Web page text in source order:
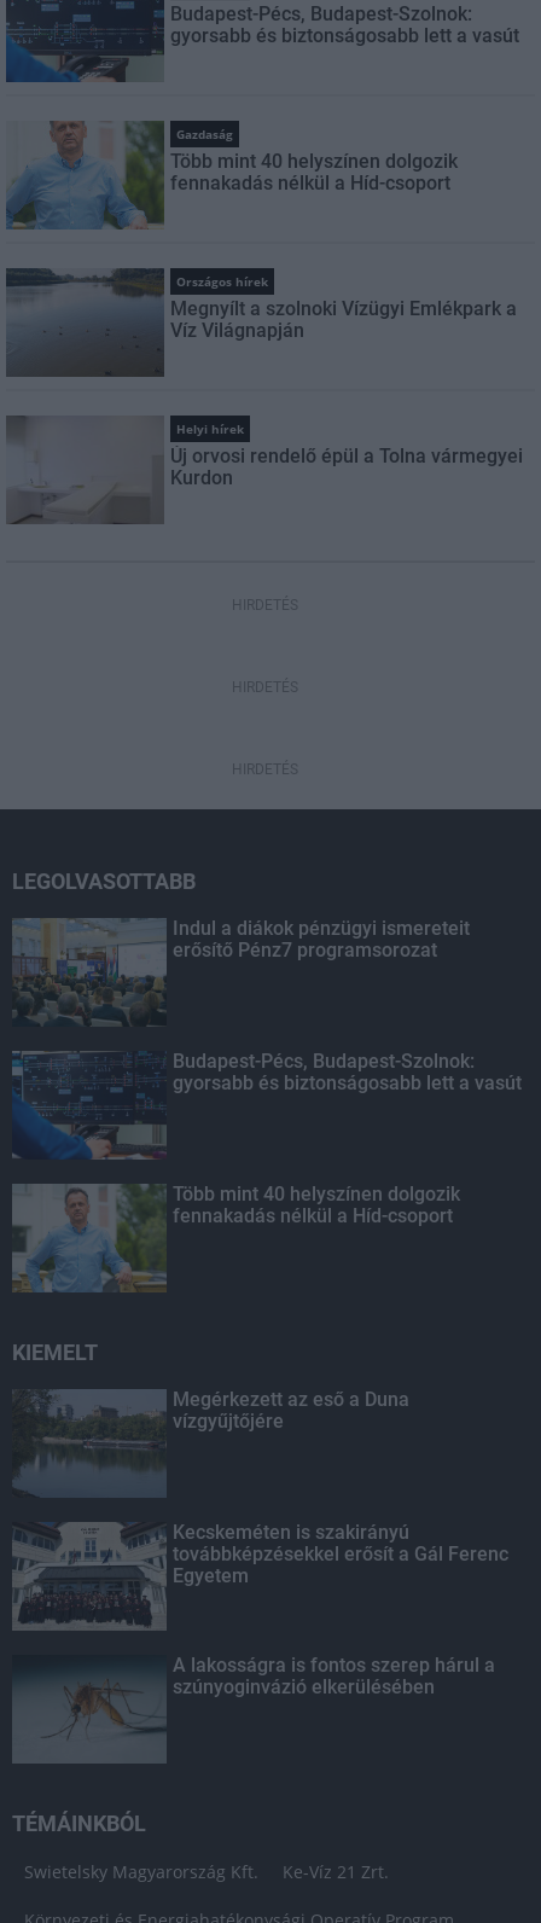
Budapest-Pécs, Budapest-Szolnok:
gyorsabb és biztonságosabb lett a vasút
Gazdaság
Több mint 40 helyszínen dolgozik
fennakadás nélkül a Híd-csoport
Országos hírek
Megnyílt a szolnoki Vízügyi Emlékpark a
Víz Világnapján
Helyi hírek
Új orvosi rendelő épül a Tolna vármegyei
Kurdon
HIRDETÉS
HIRDETÉS
HIRDETÉS
LEGOLVASOTTABB
Indul a diákok pénzügyi ismereteit
erősítő Pénz7 programsorozat
Budapest-Pécs, Budapest-Szolnok:
gyorsabb és biztonságosabb lett a vasút
Több mint 40 helyszínen dolgozik
fennakadás nélkül a Híd-csoport
KIEMELT
Megérkezett az eső a Duna
vízgyűjtőjére
Kecskeméten is szakirányú
továbbképzésekkel erősít a Gál Ferenc
Egyetem
A lakosságra is fontos szerep hárul a
szúnyoginvázió elkerülésében
TÉMÁINKBÓL
Swietelsky Magyarország Kft. Ke-Víz 21 Zrt.